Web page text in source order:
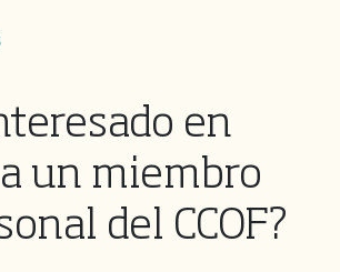
en
un miembro
del CCOF?